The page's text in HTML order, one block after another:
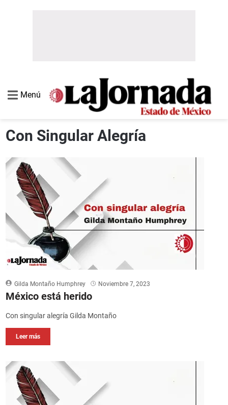
Menú
Con Singular Alegría
Gilda Montaño Humphrey Noviembre 7, 2023
México está herido
Con singular alegría Gilda Montaño
Leer más